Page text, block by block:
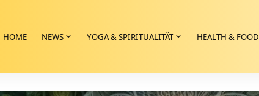
HOME NEWS YOGA & SPIRITUALITÄT HEALTH & FOOD